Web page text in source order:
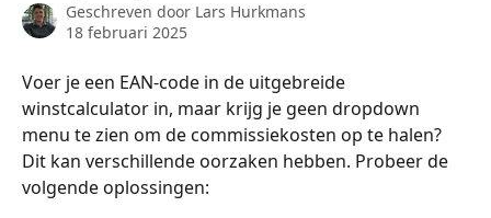
Geschreven door Lars Hurkmans
18 februari 2025
Voer je een EAN-code in de uitgebreide
winstcalculator in, maar krijg je geen dropdown
menu te zien om de commissiekosten op te halen?
Dit kan verschillende oorzaken hebben. Probeer de
volgende oplossingen: